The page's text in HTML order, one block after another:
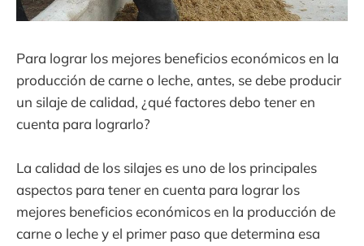
Para lograr los mejores beneficios económicos en la
producción de carne o leche, antes, se debe producir
un silaje de calidad, ¿qué factores debo tener en
cuenta para lograrlo?
La calidad de los silajes es uno de los principales
aspectos para tener en cuenta para lograr los
mejores beneficios económicos en la producción de
carne o leche y el primer paso que determina esa